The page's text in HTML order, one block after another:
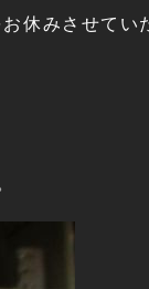
休みさせてい